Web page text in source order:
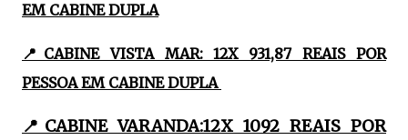
EM CABINE DUPLA
📍CABINE VISTA MAR: 12X 931,87 REAIS POR
PESSOA EM CABINE DUPLA
📍CABINE VARANDA:12X 1092 REAIS POR